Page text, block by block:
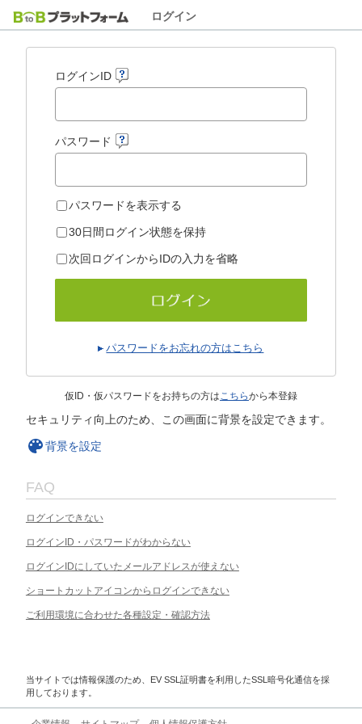
ログイン
ログインID
パスワード
パスワードを表示する
30日間ログイン状態を保持
次回ログインからIDの入力を省略
パスワードをお忘れの方はこちら
仮ID・仮パスワードをお持ちの方はこちらから本登録
セキュリティ向上のため、この画面に背景を設定できます。
背景を設定
FAQ
ログインできない
ログインID・パスワードがわからない
ログインIDにしていたメールアドレスが使えない
ショートカットアイコンからログインできない
ご利用環境に合わせた各種設定・確認方法
当サイトでは情報保護のため、EV SSL証明書を利用したSSL暗号化通信を採
用しております。